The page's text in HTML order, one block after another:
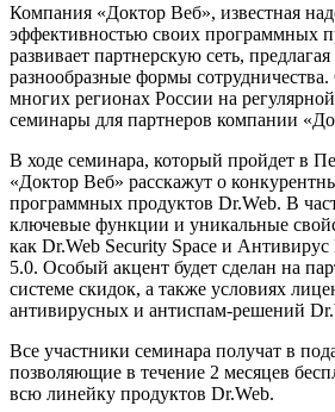
Компания «Доктор Веб», известная
эффективностью своих программных
развивает партнерскую сеть,
разнообразные формы
многих регионах России на
семинары для партнеров компании
В ходе семинара, который пройдет в
«Доктор Веб» расскажут о
программных продуктов Dr.Web. В
ключевые функции и уникальные
как Dr.Web Security Space и
5.0. Особый акцент будет сделан на
системе скидок, а также условиях
антивирусных и антиспам-решений
Все участники семинара получат в
позволяющие в течение 2 месяцев
всю линейку продуктов Dr.Web.